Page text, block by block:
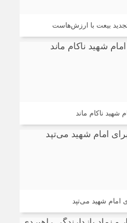
بیعت با ارزش‌هاست
ناکام ماند
امام شهید می‌تپد